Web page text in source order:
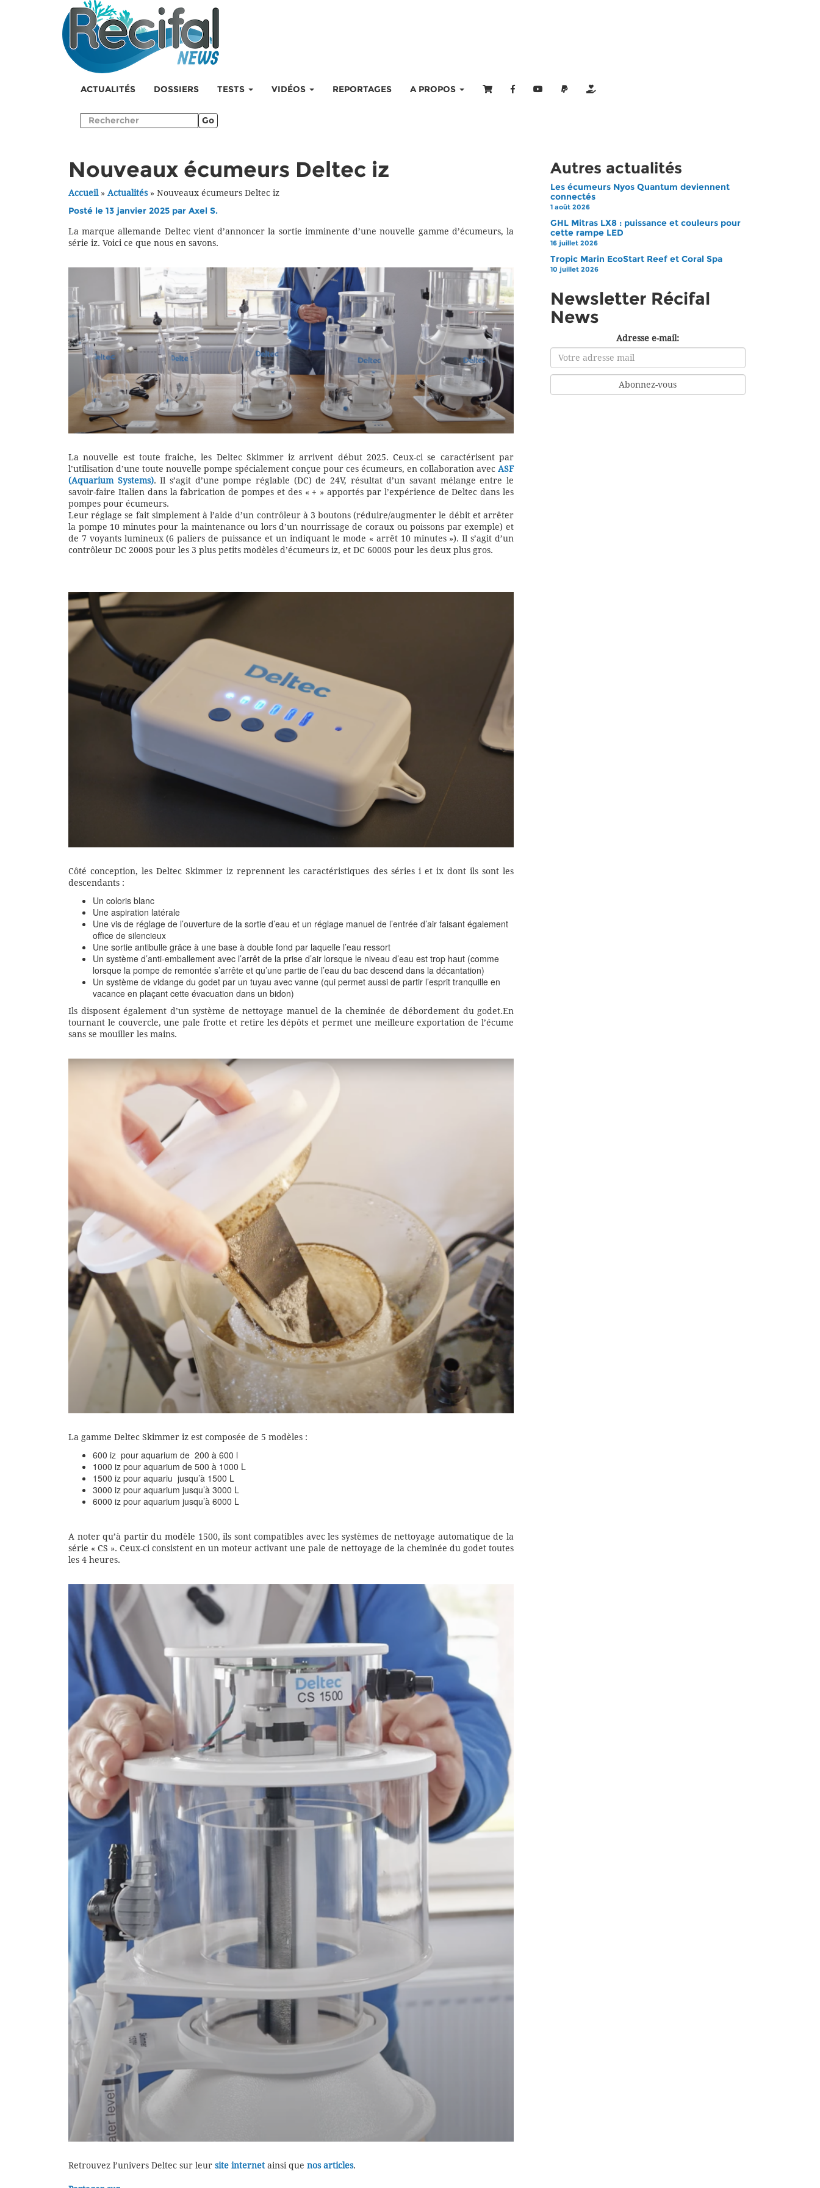
ACTUALITÉS DOSSIERS TESTS VIDÉOS REPORTAGES A PROPOS
Go
Nouveaux écumeurs Deltec iz
Accueil» Actualités» Nouveaux écumeurs Deltec iz
Posté le 13 janvier 2025 par Axel S.
La marque allemande Deltec vient d’annoncer la sortie imminente d’une nouvelle gamme d’écumeurs, la
série iz. Voici ce que nous en savons.
La nouvelle est toute fraiche, les Deltec Skimmer iz arrivent début 2025. Ceux-ci se caractérisent par
l’utilisation d’une toute nouvelle pompe spécialement conçue pour ces écumeurs, en collaboration avec ASF
(Aquarium Systems). Il s’agit d’une pompe réglable (DC) de 24V, résultat d’un savant mélange entre le
savoir-faire Italien dans la fabrication de pompes et des « + » apportés par l’expérience de Deltec dans les
pompes pour écumeurs.
Leur réglage se fait simplement à l’aide d’un contrôleur à 3 boutons (réduire/augmenter le débit et arrêter
la pompe 10 minutes pour la maintenance ou lors d’un nourrissage de coraux ou poissons par exemple) et
de 7 voyants lumineux (6 paliers de puissance et un indiquant le mode « arrêt 10 minutes »). Il s’agit d’un
contrôleur DC 2000S pour les 3 plus petits modèles d’écumeurs iz, et DC 6000S pour les deux plus gros.
Côté conception, les Deltec Skimmer iz reprennent les caractéristiques des séries i et ix dont ils sont les
descendants :
Un coloris blanc
Une aspiration latérale
Une vis de réglage de l’ouverture de la sortie d’eau et un réglage manuel de l’entrée d’air faisant également
office de silencieux
Une sortie antibulle grâce à une base à double fond par laquelle l’eau ressort
Un système d’anti-emballement avec l’arrêt de la prise d’air lorsque le niveau d’eau est trop haut (comme
lorsque la pompe de remontée s’arrête et qu’une partie de l’eau du bac descend dans la décantation)
Un système de vidange du godet par un tuyau avec vanne (qui permet aussi de partir l’esprit tranquille en
vacance en plaçant cette évacuation dans un bidon)
Ils disposent également d’un système de nettoyage manuel de la cheminée de débordement du godet.En
tournant le couvercle, une pale frotte et retire les dépôts et permet une meilleure exportation de l’écume
sans se mouiller les mains.
La gamme Deltec Skimmer iz est composée de 5 modèles :
600 iz pour aquarium de 200 à 600 l
1000 iz pour aquarium de 500 à 1000 L
1500 iz pour aquariu jusqu’à 1500 L
3000 iz pour aquarium jusqu’à 3000 L
6000 iz pour aquarium jusqu’à 6000 L
A noter qu’à partir du modèle 1500, ils sont compatibles avec les systèmes de nettoyage automatique de la
série « CS ». Ceux-ci consistent en un moteur activant une pale de nettoyage de la cheminée du godet toutes
les 4 heures.
Retrouvez l’univers Deltec sur leur site internetainsi que nos articles.
Autres actualités
Les écumeurs Nyos Quantum deviennent
connectés
1 août 2026
GHL Mitras LX8 : puissance et couleurs pour
cette rampe LED
16 juillet 2026
Tropic Marin EcoStart Reef et Coral Spa
10 juillet 2026
Newsletter Récifal
News
Adresse e-mail: